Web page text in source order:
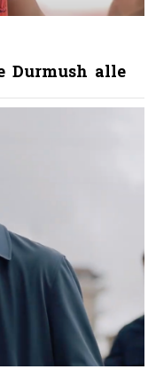
Durmush alle